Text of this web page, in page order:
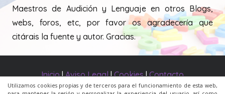
Utilizamos cookies propias y de terceros para el funcionamiento de esta web,
Maestros de Audición y Lenguaje en otros Blogs,
webs, foros, etc, por favor os agradecería que
citárais la fuente y autor. Gracias.
Inicio|Aviso Legal|Cookies|Contacto